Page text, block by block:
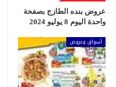
عروض بنده الطازج بصفحة
واحدة اليوم 8 يوليو 2024
أسواق وعروض